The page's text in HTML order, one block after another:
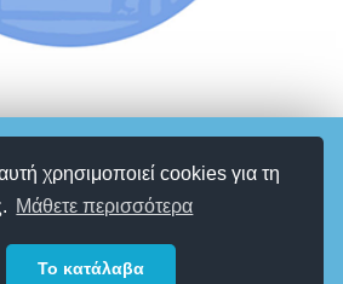
χρησιμοποιεί cookies για τη
Μάθετε περισσότερα
Το κατάλαβα